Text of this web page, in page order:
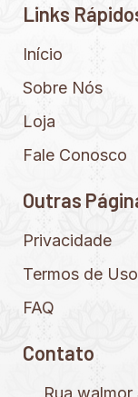
Links
Início
Sobre Nós
Loja
Fale Conosco
Outras
Privacidade
Termos de Uso
FAQ
Contato
Rua